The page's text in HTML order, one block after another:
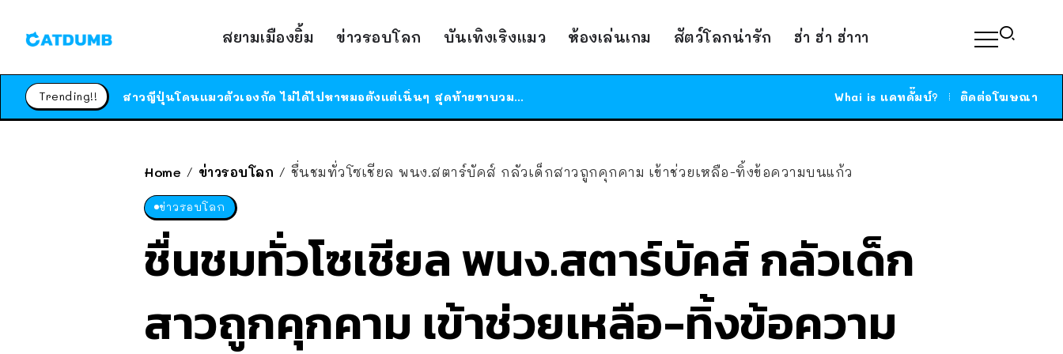
สยามเมืองยิ้ม ข่าวรอบโลก บันเทิงเริงแมว ห้องเล่นเกม สัตว์โลกน่ารัก ฮ่า ฮ่า ฮ่าาา
Trending!!
ร้านอาหารในนิวยอร์กประกาศปิดตัวลง หลังอยู่มานานกว่า 45 ปี ติดป้ายขอบคุณลูกค้าทุกคน แถมสูตรทำไวท์ซอสให้แบบจัดเต็ม
ได้เวลาเด็กหนวดรวมตัว RF Online Next เปิดให้เล่นแล้ว เกม Sci-Fi MMORPG ระดับตำนาน เล่นได้ทั้งมือถือและ PC
สาวญี่ปุ่นโดนแมวตัวเองกัด ไม่ได้ไปหาหมอตั้งแต่เนิ่นๆ สุดท้ายขาบวม กลายเป็นโรคเนื้อเน่า เตือนทาสแมวทั้งหลายให้ระวัง
Whai is แคทดั๊มบ์? ติดต่อโฆษณา
Home / ข่าวรอบโลก / ชื่นชมทั่วโซเชียล พนง.สตาร์บัคส์ กลัวเด็กสาวถูกคุกคาม เข้าช่วยเหลือ-ทิ้งข้อความบนแก้ว
ข่าวรอบโลก
ชื่นชมทั่วโซเชียล พนง.สตาร์บัคส์ กลัวเด็ก
สาวถูกคุกคาม เข้าช่วยเหลือ-ทิ้งข้อความ